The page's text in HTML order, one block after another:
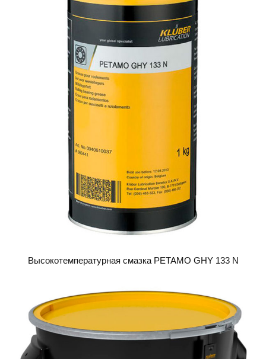
Высокотемпературная смазка PETAMO GHY 133 N